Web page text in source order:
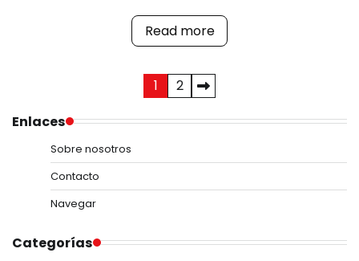
Read more
pagination
1
2
Enlaces
Sobre nosotros
Contacto
Navegar
Categorías